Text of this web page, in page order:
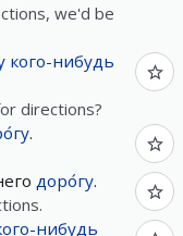
we'd be
кого-нибудь
directions?
.
доро́гу.
нибудь